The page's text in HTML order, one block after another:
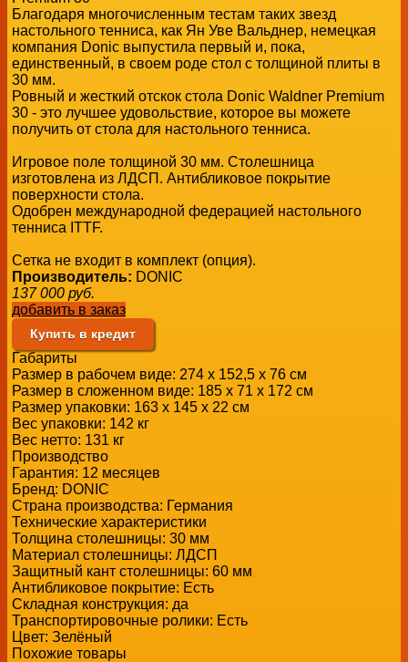
Благодаря многочисленным тестам таких звезд
настольного тенниса, как Ян Уве Вальднер, немецкая
компания Donic выпустила первый и, пока,
единственный, в своем роде стол с толщиной плиты в
30 мм.
Ровный и жесткий отскок стола Donic Waldner Premium
30 - это лучшее удовольствие, которое вы можете
получить от стола для настольного тенниса.
Игровое поле толщиной 30 мм. Столешница
изготовлена из ЛДСП. Антибликовое покрытие
поверхности стола.
Одобрен международной федерацией настольного
тенниса ITTF.
Сетка не входит в комплект (опция).
Производитель: DONIC
137 000 руб.
добавить в заказ
Купить в кредит
Габариты
Размер в рабочем виде: 274 х 152,5 х 76 см
Размер в сложенном виде: 185 х 71 х 172 см
Размер упаковки: 163 х 145 х 22 см
Вес упаковки: 142 кг
Вес нетто: 131 кг
Производство
Гарантия: 12 месяцев
Бренд: DONIC
Страна производства: Германия
Технические характеристики
Толщина столешницы: 30 мм
Материал столешницы: ЛДСП
Защитный кант столешницы: 60 мм
Антибликовое покрытие: Есть
Складная конструкция: да
Транспортировочные ролики: Есть
Цвет: Зелёный
Похожие товары